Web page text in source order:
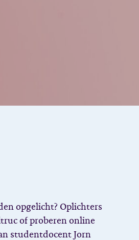
opgelicht? Oplichters
of proberen online
studentdocent Jorn